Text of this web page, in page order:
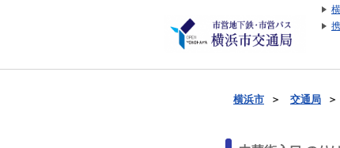
横浜市 ＞ 交通局 ＞